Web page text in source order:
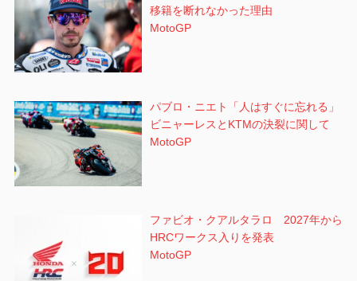
移籍を断れなかった理由
MotoGP
パブロ・ニエト「人はすぐに忘れる」
ビニャーレスとKTMの決裂に関して
MotoGP
ファビオ・クアルタラロ 2027年から
HRCワークス入りを発表
MotoGP